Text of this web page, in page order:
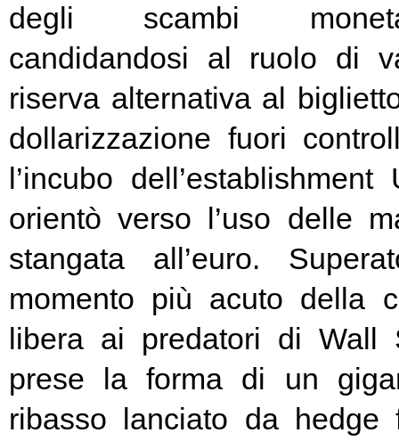
degli scambi
candidandosi al ruolo di
riserva alternativa al
dollarizzazione fuori
l’incubo
orientò verso l’uso delle
stangata all’euro.
momento più acuto della
libera ai predatori di Wall
prese la forma di un
ribasso lanciato da hedge